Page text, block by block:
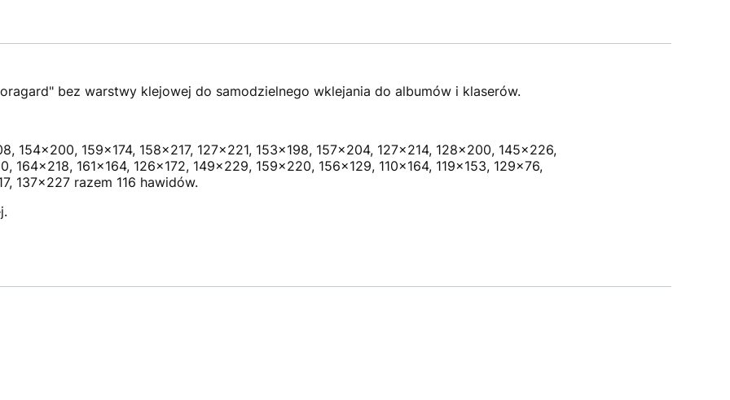
bez warstwy klejowej do samodzielnego wklejania do albumów i klaserów.
154x200, 159x174, 158x217, 127x221, 153x198, 157x204, 127x214, 128x200, 145x226,
164x218, 161x164, 126x172, 149x229, 159x220, 156x129, 110x164, 119x153, 129x76,
137x227 razem 116 hawidów.